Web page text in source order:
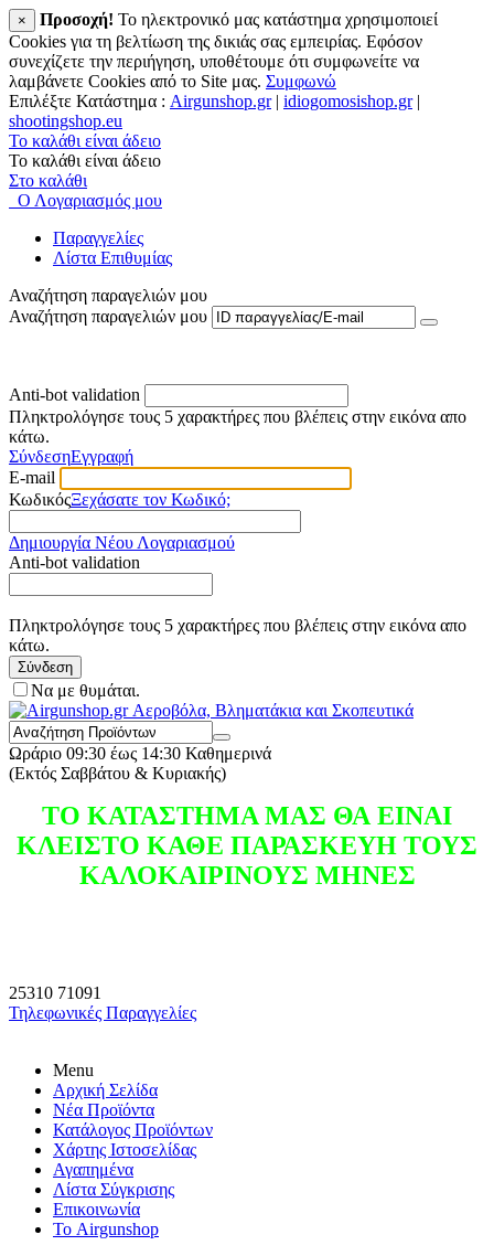
× Προσοχή! To ηλεκτρονικό μας κατάστημα χρησιμοποιεί
Cookies για τη βελτίωση της δικιάς σας εμπειρίας. Εφόσον
συνεχίζετε την περιήγηση, υποθέτουμε ότι συμφωνείτε να
λαμβάνετε Cookies από το Site μας. Συμφωνώ
Επιλέξτε Κατάστημα : Airgunshop.gr| idiogomosishop.gr|
shootingshop.eu
Το καλάθι είναι άδειο
Το καλάθι είναι άδειο
Στο καλάθι
Ο Λογαριασμός μου
Παραγγελίες
Λίστα Επιθυμίας
Αναζήτηση παραγελιών μου
Αναζήτηση παραγελιών μου
Anti-bot validation
Πληκτρολόγησε τους 5 χαρακτήρες που βλέπεις στην εικόνα απο
κάτω.
ΣύνδεσηΕγγραφή
E-mail
ΚωδικόςΞεχάσατε τον Κωδικό;
Δημιουργία Νέου Λογαριασμού
Anti-bot validation
Πληκτρολόγησε τους 5 χαρακτήρες που βλέπεις στην εικόνα απο
κάτω.
Σύνδεση
Να με θυμάται.
Ωράριο 09:30 έως 14:30 Καθημερινά
(Εκτός Σαββάτου & Κυριακής)
ΤΟ ΚΑΤΑΣΤΗΜΑ ΜΑΣ ΘΑ ΕΙΝΑΙ
ΚΛΕΙΣΤΟ ΚΑΘΕ ΠΑΡΑΣΚΕΥΗ ΤΟΥΣ
ΚΑΛΟΚΑΙΡΙΝΟΥΣ ΜΗΝΕΣ
25310 71091
Τηλεφωνικές Παραγγελίες
Menu
Αρχική Σελίδα
Νέα Προϊόντα
Κατάλογος Προϊόντων
Χάρτης Ιστοσελίδας
Αγαπημένα
Λίστα Σύγκρισης
Επικοινωνία
Το Airgunshop